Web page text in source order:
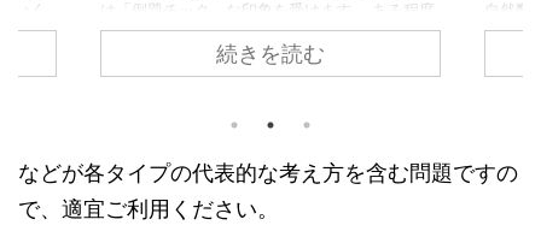
程度
に触
実際
し、
自然数 ( ) の組をピタゴラス数と言
い、特にa,b,cのどの２つも互いに素である
とき、原始ピタゴラス数と言います。 原始ピタ
ゴラス数に関する入試問題は頻出であり、今回
取り上げたいと思います。 シリーズ一覧はこち
続きを読む
で、定
と、本
な解法
手であ
などが各タイプの代表的な考え方を含む問題ですの
で、適宜ご利用ください。